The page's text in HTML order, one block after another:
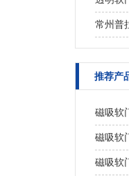
常州普
推荐产
磁吸软
磁吸软
磁吸软